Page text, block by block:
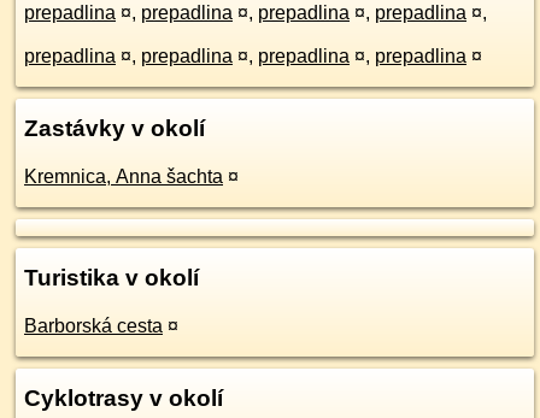
prepadlina ¤, prepadlina ¤, prepadlina ¤, prepadlina ¤,
prepadlina ¤, prepadlina ¤, prepadlina ¤, prepadlina ¤
Zastávky v okolí
Kremnica, Anna šachta ¤
Turistika v okolí
Barborská cesta ¤
Cyklotrasy v okolí